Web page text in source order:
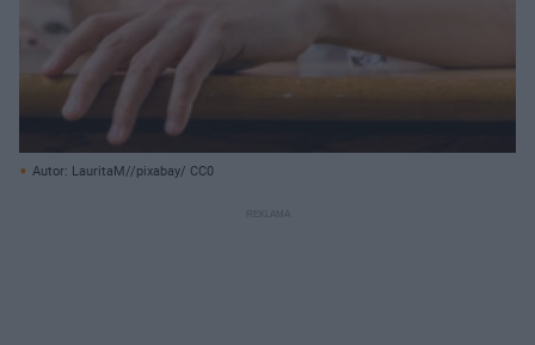
Autor: LauritaM//pixabay/ CC0